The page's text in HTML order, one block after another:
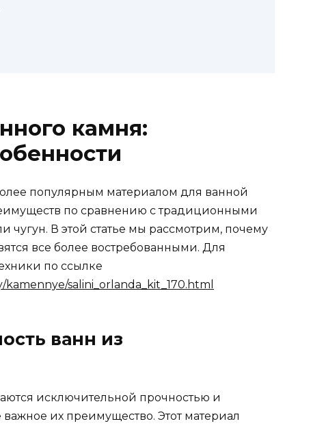
камня:
популярным материалом для ванной
по сравнению с традиционными
чугун. В этой статье мы рассмотрим, почему
все более востребованными. Для
по ссылке
salini_orlanda_kit_170.html
ванн из
исключительной прочностью и
их преимущество. Этот материал